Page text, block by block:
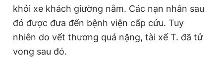
khỏi xe khách giường nằm. Các nạn nhân sau
đó được đưa đến bệnh viện cấp cứu. Tuy
nhiên do vết thương quá nặng, tài xế T. đã tử
vong sau đó.